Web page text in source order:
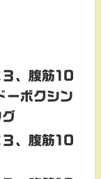
、腹筋10
ーボクシン
、腹筋10